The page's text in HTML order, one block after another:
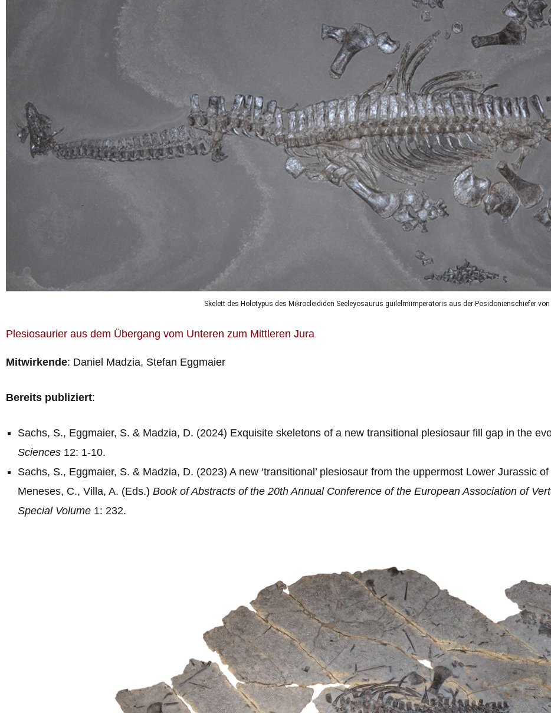
Skelett des Holotypus des Mikrocleididen Seeleyosaurus guilelmiimperatoris aus der Posidonienschiefer
Plesiosaurier aus dem Übergang vom Unteren zum Mittleren Jura
Mitwirkende: Daniel Madzia, Stefan Eggmaier
Bereits publiziert:
Sachs, S., Eggmaier, S. & Madzia, D. (2024) Exquisite skeletons of a new transitional plesiosaur fill gap in the
Sciences 12: 1-10.
Sachs, S., Eggmaier, S. & Madzia, D. (2023) A new ‘transitional’ plesiosaur from the uppermost Lower Jurassic
Meneses, C., Villa, A. (Eds.) Book of Abstracts of the 20th Annual Conference of the European Association of
Special Volume 1: 232.